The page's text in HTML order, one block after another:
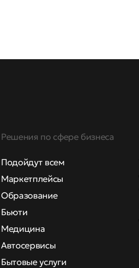
Решения по сфере бизнеса
Подойдут всем
Маркетплейсы
Образование
Бьюти
Медицина
Автосервисы
Бытовые услуги